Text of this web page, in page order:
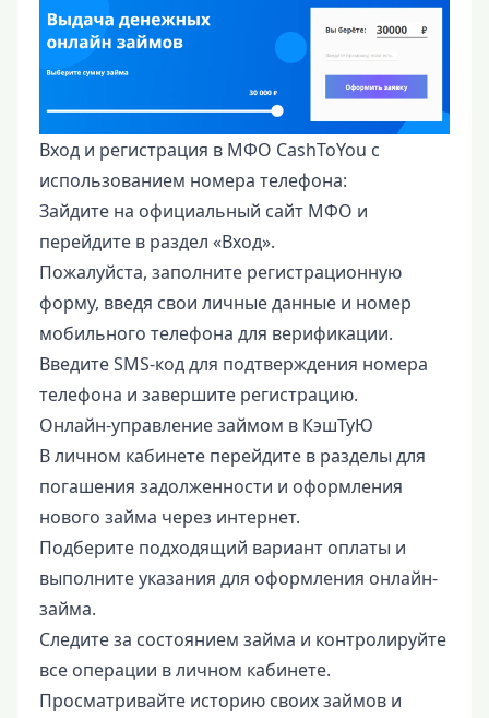
Вход и регистрация в МФО CashToYou с
использованием номера телефона:
Зайдите на официальный сайт МФО и
перейдите в раздел «Вход».
Пожалуйста, заполните регистрационную
форму, введя свои личные данные и номер
мобильного телефона для верификации.
Введите SMS-код для подтверждения номера
телефона и завершите регистрацию.
Онлайн-управление займом в КэшТуЮ
В личном кабинете перейдите в разделы для
погашения задолженности и оформления
нового займа через интернет.
Подберите подходящий вариант оплаты и
выполните указания для оформления онлайн-
займа.
Следите за состоянием займа и контролируйте
все операции в личном кабинете.
Просматривайте историю своих займов и